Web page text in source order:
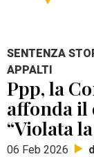
SENTENZA
APPALTI
Ppp, la
affonda
“Violata
06 Feb 2026